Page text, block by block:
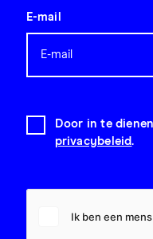
E-mail
Door in te
privacybeleid.